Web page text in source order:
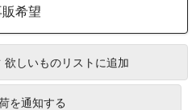
希望
欲しいものリストに追加
を通知する